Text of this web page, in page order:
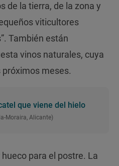
de la tierra, de la zona y
viticultores
También están
vinos naturales, cuya
próximos meses.
que viene del hielo
Moraira, Alicante)
para el postre. La